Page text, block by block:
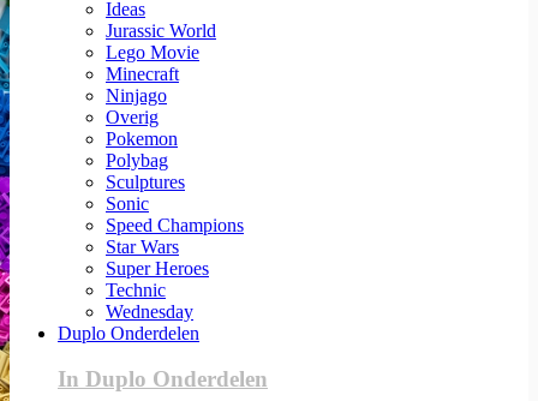
Ideas
Jurassic World
Lego Movie
Minecraft
Ninjago
Overig
Pokemon
Polybag
Sculptures
Sonic
Speed Champions
Star Wars
Super Heroes
Technic
Wednesday
Duplo Onderdelen
In Duplo Onderdelen